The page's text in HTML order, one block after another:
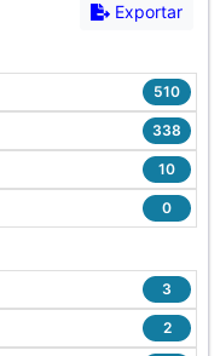
Exportar
510
338
10
0
3
2